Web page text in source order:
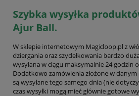
Szybka wysyłka
Ajur Ball.
W sklepie internetowym Magicloop.pl z
dziergania oraz szydełkowania bardzo
wysyłana w ciągu maksymalnie 24 godzin
Dodatkowo zamówienia złożone w
są wysyłane tego samego dnia (nie
czas wysyłki mogą mieć głównie gotowe